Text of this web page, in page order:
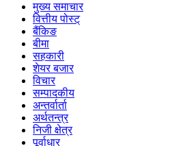
मुख्य समाचार
वित्तीय पोस्ट्
बैंकिङ
बीमा
सहकारी
शेयर बजार
विचार
सम्पादकीय
अन्तर्वार्ता
अर्थतन्त्र
निजी क्षेत्र
पूर्वाधार